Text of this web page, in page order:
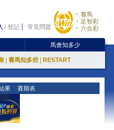
/登記 常見問題
賽馬
足智彩
六合彩
馬會知多少
賽馬知多些 RESTART
果 賽期表